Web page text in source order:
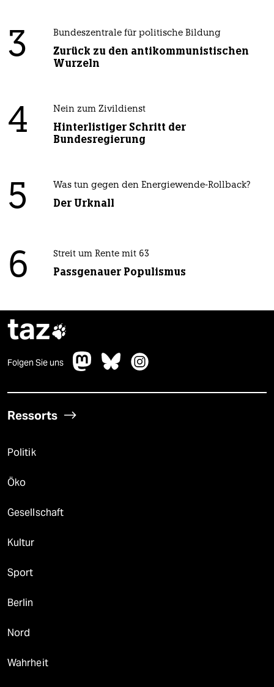
3 Bundeszentrale für politische Bildung
Zurück zu den antikommunistischen
Wurzeln
4 Nein zum Zivildienst
Hinterlistiger Schritt der
Bundesregierung
5 Was tun gegen den Energiewende-Rollback?
Der Urknall
6 Streit um Rente mit 63
Passgenauer Populismus
taz
Folgen Sie uns
Ressorts
Politik
Öko
Gesellschaft
Kultur
Sport
Berlin
Nord
Wahrheit